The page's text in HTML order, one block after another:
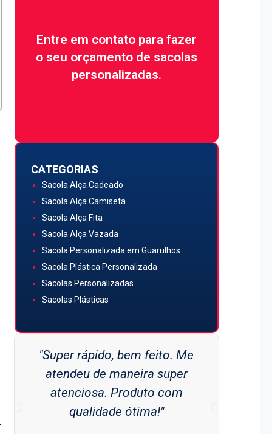
Entre em contato para fazer
o seu orçamento de sacolas
personalizadas.
conosco agora:
Quero Atendimento
CATEGORIAS
Sacola Alça Cadeado
Sacola Alça Camiseta
Sacola Alça Fita
Sacola Alça Vazada
Sacola Personalizada em Guarulhos
Sacola Plástica Personalizada
Sacolas Personalizadas
Sacolas Plásticas
"Super rápido, bem feito. Me
atendeu de maneira super
atenciosa. Produto com
qualidade ótima!"